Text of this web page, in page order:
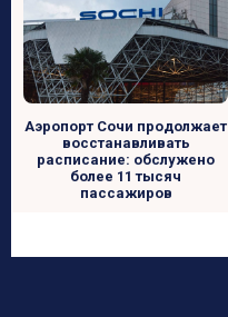
Аэропорт Сочи продолжает
восстанавливать
расписание: обслужено
более 11 тысяч
пассажиров